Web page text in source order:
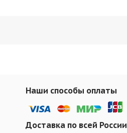
Наши способы оплаты
Доставка по всей России